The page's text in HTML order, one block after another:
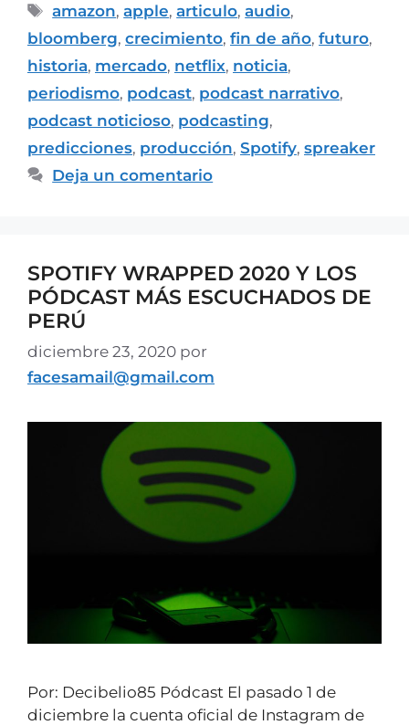
amazon,apple,articulo,audio,
bloomberg, crecimiento, fin de año, futuro,
historia, mercado, netflix, noticia,
periodismo, podcast, podcast narrativo,
podcast noticioso, podcasting,
predicciones, producción, Spotify, spreaker
Deja un comentario
SPOTIFY WRAPPED 2020 Y LOS
PÓDCAST MÁS ESCUCHADOS DE
PERÚ
diciembre 23, 2020 por
facesamail@gmail.com
Por: Decibelio85 Pódcast El pasado 1 de
diciembre la cuenta oficial de Instagram de